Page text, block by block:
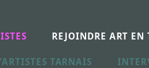
REJOINDRE ART EN
TARNAIS